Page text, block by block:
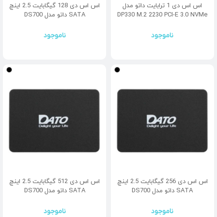
اس اس دی 1 ترابایت داتو مدل
DP330 M.2 2230 PCI-E 3.0 NVMe
ناموجود
اس اس دی 128 گیگابایت 2.5 اینچ
SATA داتو مدل DS700
ناموجود
اس اس دی 256 گیگابایت 2.5 اینچ
SATA داتو مدل DS700
ناموجود
اس اس دی 512 گیگابایت 2.5 اینچ
SATA داتو مدل DS700
ناموجود